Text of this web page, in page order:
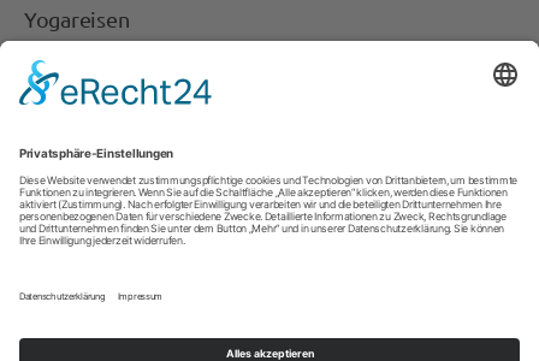
Yogareisen
Flightright
Tipps & Infos
Auswärtiges Amt
Schwarze Liste der Fluggesellschaften